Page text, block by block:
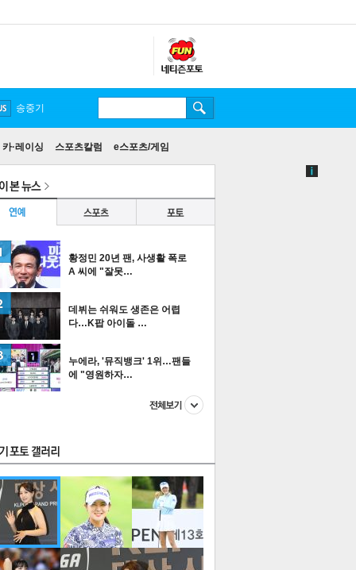
카·레이싱 스포츠칼럼 e스포츠/게임
송중기
황정민 20년 팬, 사생활 폭로
A 씨에 "잘못…
데뷔는 쉬워도 생존은 어렵
다…K팝 아이돌 …
누에라, '뮤직뱅크' 1위…팬들
에 "영원하자…